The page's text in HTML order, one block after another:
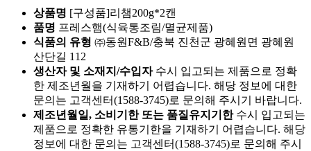
상품명 [구성품]리챔200g*2캔
품명 프레스햄(식육통조림/멸균제품)
식품의 유형 ㈜동원F&B/충북 진천군 광혜원면 광혜원
산단길 112
생산자 및 소재지/수입자 수시 입고되는 제품으로 정확
한 제조년월을 기재하기 어렵습니다. 해당 정보에 대한
문의는 고객센터(1588-3745)로 문의해 주시기 바랍니다.
제조년월일, 소비기한 또는 품질유지기한 수시 입고되는
제품으로 정확한 유통기한을 기재하기 어렵습니다. 해당
정보에 대한 문의는 고객센터(1588-3745)로 문의해 주시